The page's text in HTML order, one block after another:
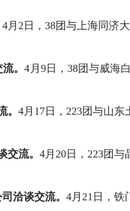
4月2 日，38团与上海同济
流。4 月 9日， 38团与威海
。4月 17 日，223团与山东
交流。4月20 日，223团与
司洽谈交流。4月21 日，铁